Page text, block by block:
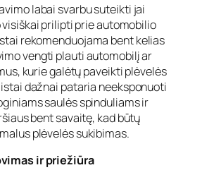
labai svarbu suteikti jai
prilipti prie automobilio
rekomenduojama bent kelias
vengti plauti automobilį ar
kurie galėtų paveikti plėvelės
dažnai pataria neeksponuoti
saulės spinduliams ir
bent savaitę, kad būtų
plėvelės sukibimas.
ir priežiūra